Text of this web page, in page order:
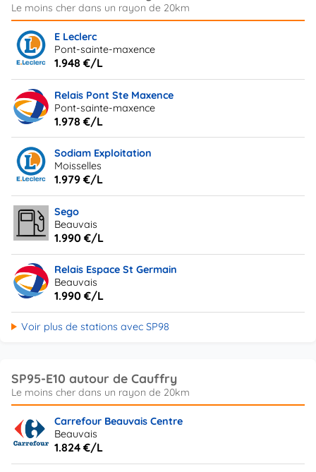
E Leclerc
Pont-sainte-maxence
1.948 €/L
Relais Pont Ste Maxence
Pont-sainte-maxence
1.978 €/L
Sodiam Exploitation
Moisselles
1.979 €/L
Sego
Beauvais
1.990 €/L
Relais Espace St Germain
Beauvais
1.990 €/L
Voir plus de stations avec SP98
SP95-E10 autour de Cauffry
Carrefour Beauvais Centre
Beauvais
1.824 €/L